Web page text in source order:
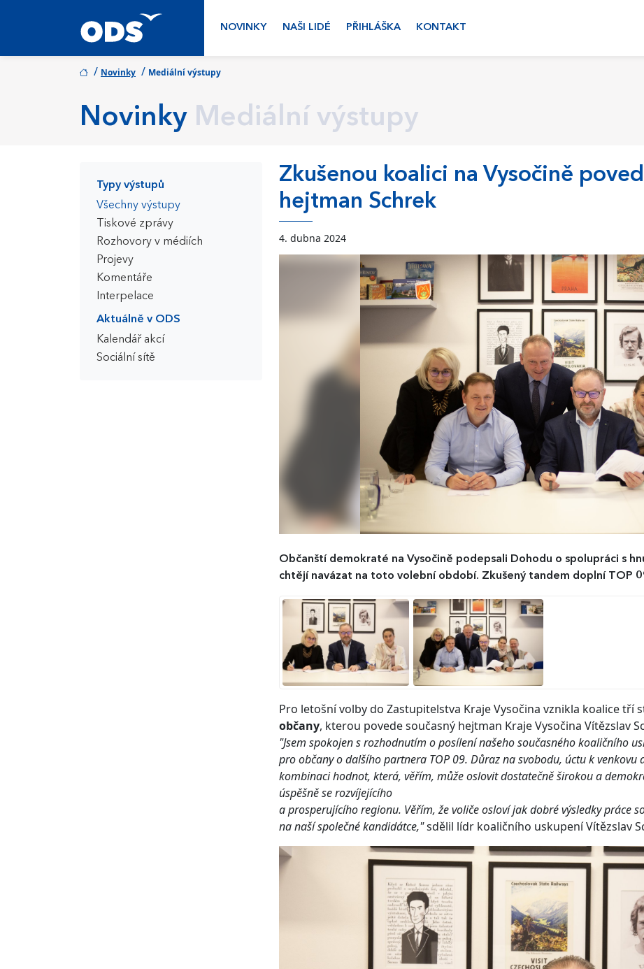
NOVINKY NAŠI LIDÉ PŘIHLÁŠKA KONTAKT
/ Novinky / Mediální výstupy
Novinky Mediální výstupy
Typy výstupů
Všechny výstupy
Tiskové zprávy
Rozhovory v médiích
Projevy
Komentáře
Interpelace
Aktuálně v ODS
Kalendář akcí
Sociální sítě
Zkušenou koalici na Vysočině
hejtman Schrek
4. dubna 2024
Občanští demokraté na Vysočině podepsali Dohodu o spolupráci s
chtějí navázat na toto volební období. Zkušený tandem doplní TOP
Pro letošní volby do Zastupitelstva Kraje Vysočina vznikla koalice tří
občany, kterou povede současný hejtman Kraje Vysočina Vítězslav
"Jsem spokojen s rozhodnutím o posílení našeho současného koaličního
pro občany o dalšího partnera TOP 09. Důraz na svobodu, úctu k venkovu
kombinaci hodnot, která, věřím, může oslovit dostatečně širokou a
úspěšně se rozvíjejícího
a prosperujícího regionu. Věřím, že voliče osloví jak dobré výsledky práce
na naší společné kandidátce,"sdělil lídr koaličního uskupení Vítězslav